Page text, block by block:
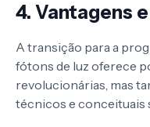
4. Vantagens
A transição para a
fótons de luz oferece
revolucionárias, mas
técnicos e conceituais